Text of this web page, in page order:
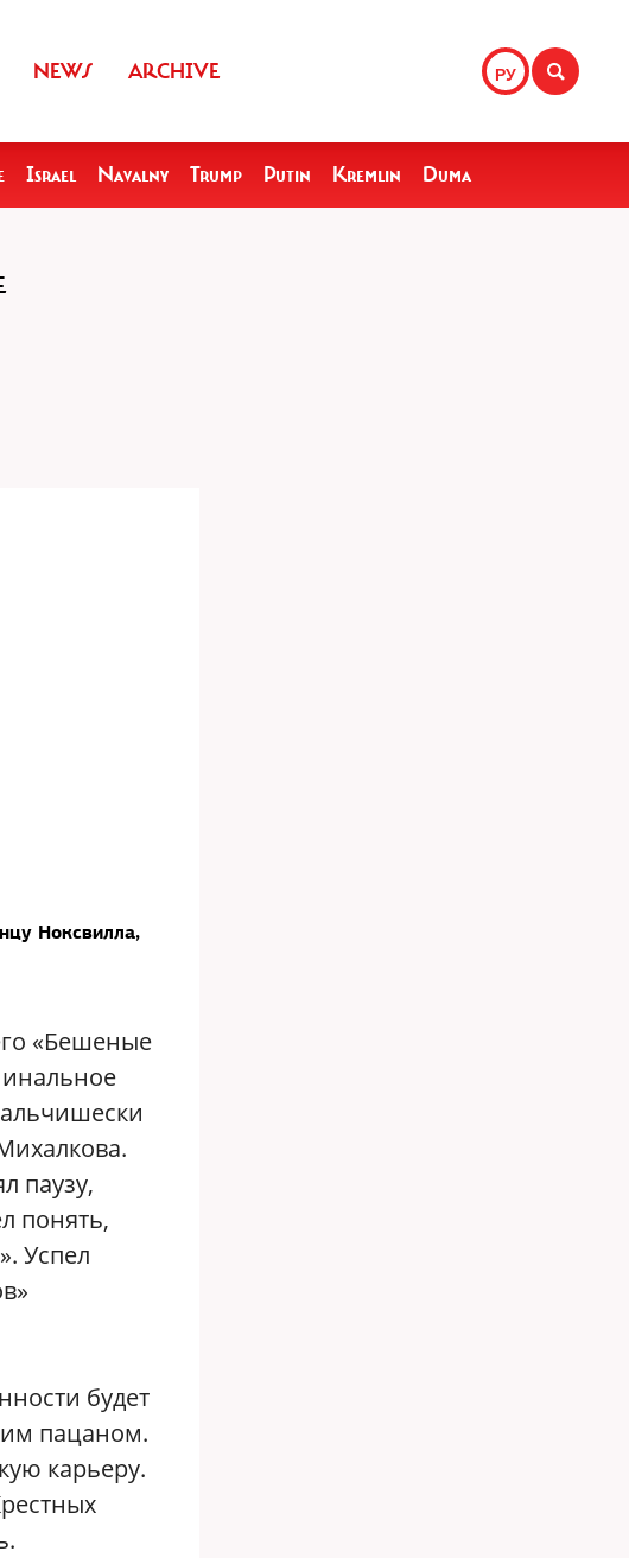
РУ
NEWS ARCHIVE
Israel Navalny Trump Putin Kremlin Duma
Ноксвилла,
«Бешеные
паузу,
понять,
Успел
будет
пацаном.
карьеру.